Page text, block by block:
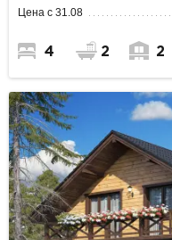
Цена с 31.08
4 2 2